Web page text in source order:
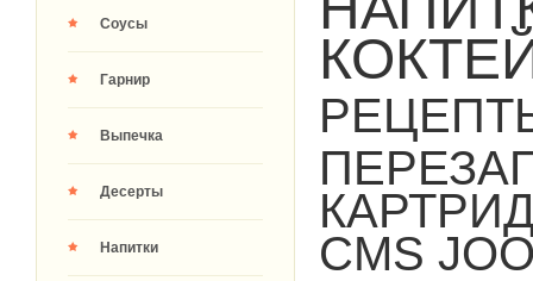
Соусы
Гарнир
Выпечка
Десерты
Напитки
CMS